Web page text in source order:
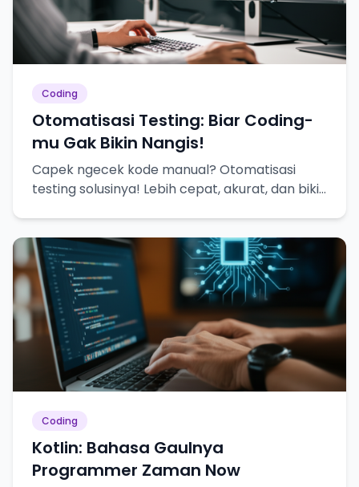
Coding
Otomatisasi Testing: Biar Coding-
mu Gak Bikin Nangis!
Capek ngecek kode manual? Otomatisasi
testing solusinya! Lebih cepat, akurat, dan bikin
Coding
Kotlin: Bahasa Gaulnya
Programmer Zaman Now